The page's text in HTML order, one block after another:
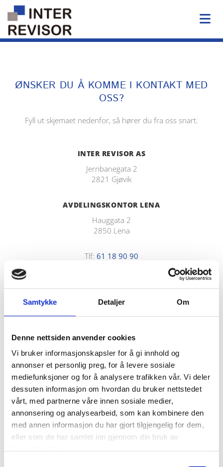
Samtykke Detaljer Om
Denne nettsiden anvender cookies
Vi bruker informasjonskapsler for å gi innhold og
annonser et personlig preg, for å levere sosiale
mediefunksjoner og for å analysere trafikken vår. Vi deler
dessuten informasjon om hvordan du bruker nettstedet
vårt, med partnerne våre innen sosiale medier,
annonsering og analysearbeid, som kan kombinere den
med annen informasjon du har gjort tilgjengelig for dem,
eller som de har samlet inn gjennom din bruk av
ØNSKER DU Å KOMME I KONTAKT MED
OSS?
Fyll ut skjemaet nedenfor, så hører du fra oss snart.
INTER REVISOR AS
Jernbanegata 2
2821 Gjøvik
AVDELINGSKONTOR LENA
Hauggata 2
2850 Lena
Tlf: 61 18 90 90
Navn*
Telefon*
Melding